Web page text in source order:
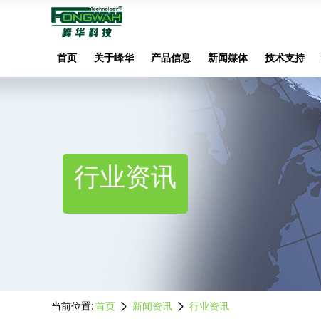
首页 关于峰华 产品信息 新闻媒体 技术支持
行业资讯
当前位置:首页 新闻资讯 行业资讯